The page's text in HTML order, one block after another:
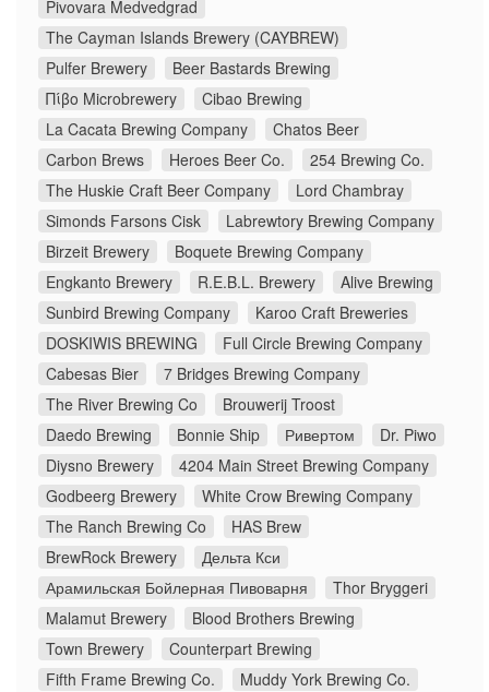
Pivovara Medvedgrad
The Cayman Islands Brewery (CAYBREW)
Pulfer Brewery
Beer Bastards Brewing
Πίβο Microbrewery
Cibao Brewing
La Cacata Brewing Company
Chatos Beer
Carbon Brews
Heroes Beer Co.
254 Brewing Co.
The Huskie Craft Beer Company
Lord Chambray
Simonds Farsons Cisk
Labrewtory Brewing Company
Birzeit Brewery
Boquete Brewing Company
Engkanto Brewery
R.E.B.L. Brewery
Alive Brewing
Sunbird Brewing Company
Karoo Craft Breweries
DOSKIWIS BREWING
Full Circle Brewing Company
Cabesas Bier
7 Bridges Brewing Company
The River Brewing Co
Brouwerij Troost
Daedo Brewing
Bonnie Ship Ривертом
Dr. Piwo
Diysno Brewery
4204 Main Street Brewing Company
Godbeerg Brewery
White Crow Brewing Company
The Ranch Brewing Co
HAS Brew
BrewRock Brewery
Дельта Кси
Арамильская Бойлерная Пивоварня
Thor Bryggeri
Malamut Brewery
Blood Brothers Brewing
Town Brewery
Counterpart Brewing
Fifth Frame Brewing Co.
Muddy York Brewing Co.